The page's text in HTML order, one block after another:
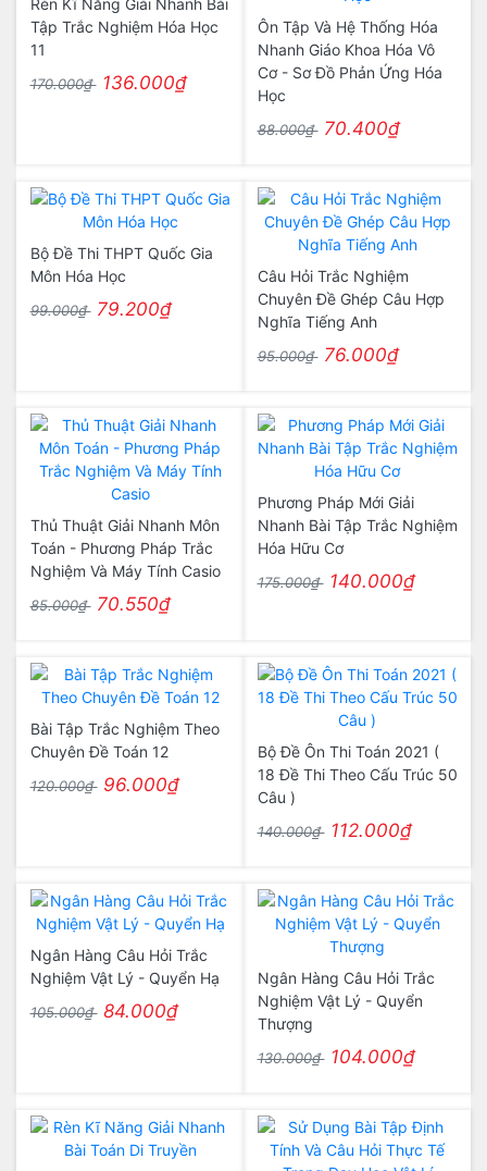
Rèn Kĩ Năng Giải Nhanh Bài
Tập Trắc Nghiệm Hóa Học
11
170.000₫ 136.000₫
Ôn Tập Và Hệ Thống Hóa
Nhanh Giáo Khoa Hóa Vô
Cơ - Sơ Đồ Phản Ứng Hóa
Học
88.000₫ 70.400₫
Bộ Đề Thi THPT Quốc Gia
Môn Hóa Học
99.000₫ 79.200₫
Câu Hỏi Trắc Nghiệm
Chuyên Đề Ghép Câu Hợp
Nghĩa Tiếng Anh
95.000₫ 76.000₫
Thủ Thuật Giải Nhanh Môn
Toán - Phương Pháp Trắc
Nghiệm Và Máy Tính Casio
85.000₫ 70.550₫
Phương Pháp Mới Giải
Nhanh Bài Tập Trắc Nghiệm
Hóa Hữu Cơ
175.000₫ 140.000₫
Bài Tập Trắc Nghiệm Theo
Chuyên Đề Toán 12
120.000₫ 96.000₫
Bộ Đề Ôn Thi Toán 2021 (
18 Đề Thi Theo Cấu Trúc 50
Câu )
140.000₫ 112.000₫
Ngân Hàng Câu Hỏi Trắc
Nghiệm Vật Lý - Quyển Hạ
105.000₫ 84.000₫
Ngân Hàng Câu Hỏi Trắc
Nghiệm Vật Lý - Quyển
Thượng
130.000₫ 104.000₫